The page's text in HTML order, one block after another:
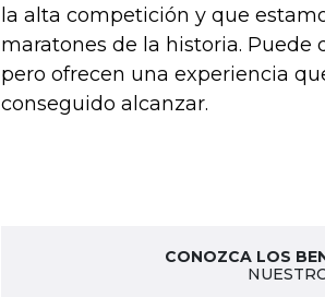
la alta competición y que
maratones de la historia. Puede
pero ofrecen una experiencia
conseguido alcanzar.
CONOZCA LOS